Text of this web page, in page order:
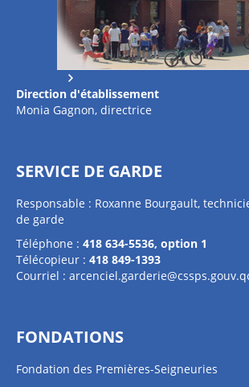
Direction d'établissement
Monia Gagnon, directrice
SERVICE DE GARDE
Responsable : Roxanne Bourgault,
de garde
Téléphone : 418 634-5536, option 1
Télécopieur : 418 849-1393
Courriel :
FONDATIONS
Fondation des Premières-Seigneuries